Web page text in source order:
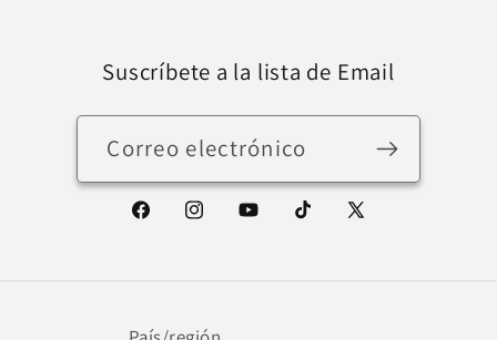
Suscríbete a la lista de Email
Correo electrónico
FacebookInstagramYouTubeTikTokX